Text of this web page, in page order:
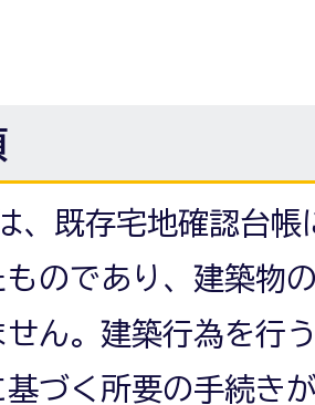
、既存宅地確認台帳
ものであり、建築物
ん。建築行為を行
づく所要の手続き